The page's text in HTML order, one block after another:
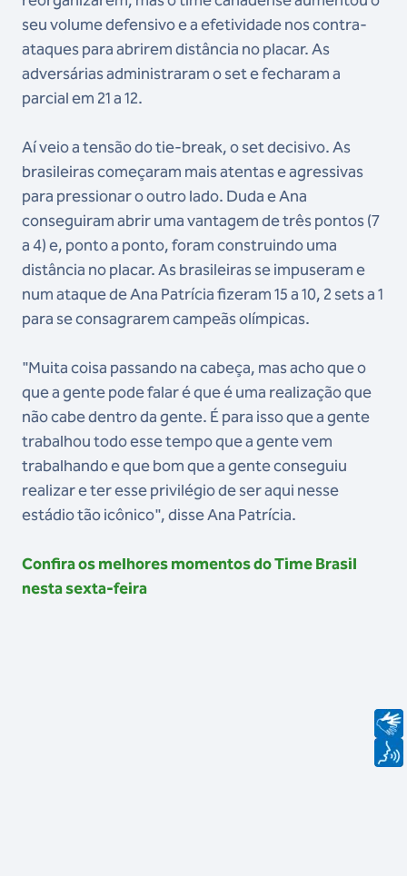
seu volume defensivo e a efetividade nos contra-
ataques para abrirem distância no placar. As
adversárias administraram o set e fecharam a
parcial em 21 a 12.
Aí veio a tensão do tie-break, o set decisivo. As
brasileiras começaram mais atentas e agressivas
para pressionar o outro lado. Duda e Ana
conseguiram abrir uma vantagem de três pontos (7
a 4) e, ponto a ponto, foram construindo uma
distância no placar. As brasileiras se impuseram e
num ataque de Ana Patrícia fizeram 15 a 10, 2 sets a 1
para se consagrarem campeãs olímpicas.
"Muita coisa passando na cabeça, mas acho que o
que a gente pode falar é que é uma realização que
não cabe dentro da gente. É para isso que a gente
trabalhou todo esse tempo que a gente vem
trabalhando e que bom que a gente conseguiu
realizar e ter esse privilégio de ser aqui nesse
estádio tão icônico", disse Ana Patrícia.
Confira os melhores momentos do Time Brasil
nesta sexta-feira